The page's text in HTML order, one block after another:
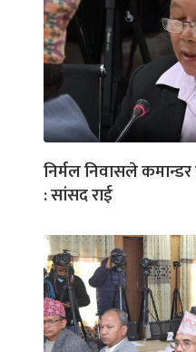
निर्मल निवासले
: सांसद राई